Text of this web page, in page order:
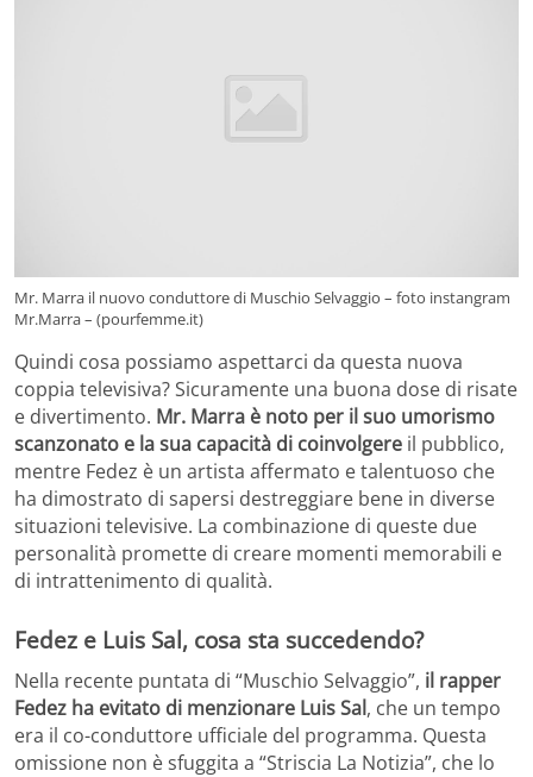
Mr. Marra il nuovo conduttore di Muschio Selvaggio – foto instangram
Mr.Marra – (pourfemme.it)
Quindi cosa possiamo aspettarci da questa nuova
coppia televisiva? Sicuramente una buona dose di risate
e divertimento. Mr. Marra è noto per il suo umorismo
scanzonato e la sua capacità di coinvolgere il pubblico,
mentre Fedez è un artista affermato e talentuoso che
ha dimostrato di sapersi destreggiare bene in diverse
situazioni televisive. La combinazione di queste due
personalità promette di creare momenti memorabili e
di intrattenimento di qualità.
Fedez e Luis Sal, cosa sta succedendo?
Nella recente puntata di “Muschio Selvaggio”, il rapper
Fedez ha evitato di menzionare Luis Sal, che un tempo
era il co-conduttore ufficiale del programma. Questa
omissione non è sfuggita a “Striscia La Notizia”, che lo